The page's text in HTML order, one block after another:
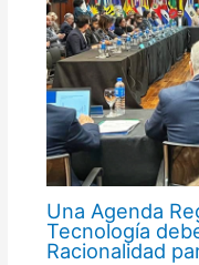
Una Agenda
Tecnología
Racionalidad